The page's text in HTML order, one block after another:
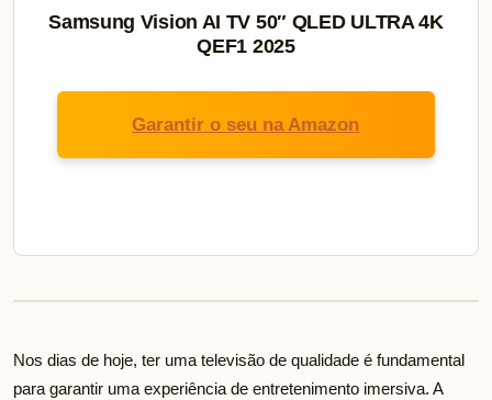
Samsung Vision AI TV 50″ QLED ULTRA 4K
QEF1 2025
Garantir o seu na Amazon
Nos dias de hoje, ter uma televisão de qualidade é fundamental
para garantir uma experiência de entretenimento imersiva. A